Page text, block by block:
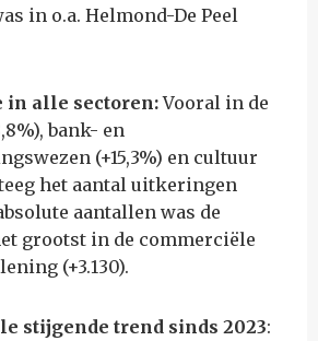
in o.a. Helmond-De Peel
in alle sectoren:Vooral in de
bank- en
(+15,3%) en cultuur
het aantal uitkeringen
aantallen was de
grootst in de commerciële
(+3.130).
stijgende trend sinds 2023: